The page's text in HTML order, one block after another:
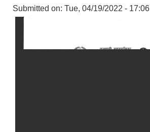
Submitted on: Tue, 04/19/2022 - 17:06